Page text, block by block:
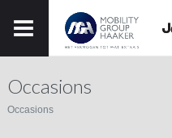
Occasions
Occasions